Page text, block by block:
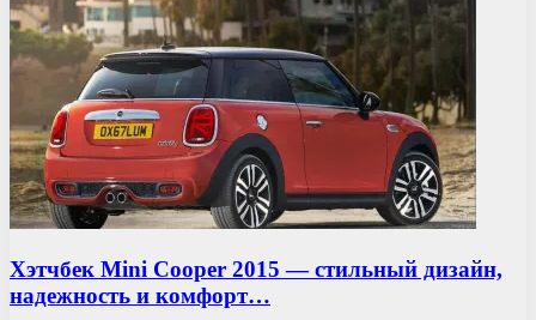
Хэтчбек Mini Cooper 2015 — стильный дизайн,
надежность и комфорт…